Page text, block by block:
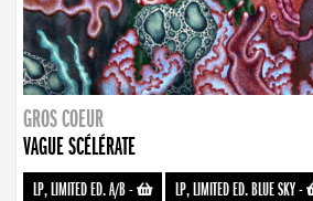
GROS COEUR
VAGUE SCÉLÉRATE
LP, LIMITED ED. A/B- LP, LIMITED ED. BLUE SKY-